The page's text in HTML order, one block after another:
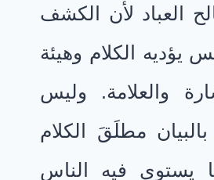
العباد لأن الكشف
يؤديه الكلام وهيئة
والعلامة. وليس
بالبيان مطلَقَ الكلام
يستوى فيه الناس